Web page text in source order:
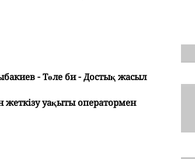
- Төле би - Достық жасыл
уақыты оператормен